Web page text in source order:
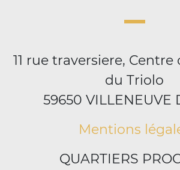
11 rue traversiere, Centre
du Triolo
59650 VILLENEUVE
Mentions
QUARTIERS